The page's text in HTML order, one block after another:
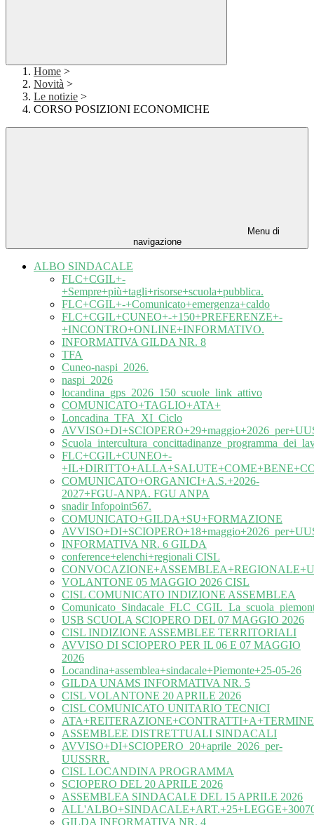
Home >
Novità >
Le notizie >
CORSO POSIZIONI ECONOMICHE
Menu di
navigazione
ALBO SINDACALE
FLC+CGIL+-
+Sempre+più+tagli+risorse+scuola+pubblica.
FLC+CGIL+-+Comunicato+emergenza+caldo
FLC+CGIL+CUNEO+-+150+PREFERENZE+-
+INCONTRO+ONLINE+INFORMATIVO.
INFORMATIVA GILDA NR. 8
TFA
Cuneo-naspi_2026.
naspi_2026
locandina_gps_2026_150_scuole_link_attivo
COMUNICATO+TAGLIO+ATA+
Loncadina_TFA_XI_Ciclo
FLC+CGIL+CUNEO+-
COMUNICATO+ORGANICI+A.S.+2026-
2027+FGU-ANPA. FGU ANPA
snadir Infopoint567.
COMUNICATO+GILDA+SU+FORMAZIONE
INFORMATIVA NR. 6 GILDA
conference+elenchi+regionali CISL
VOLANTONE 05 MAGGIO 2026 CISL
CISL COMUNICATO INDIZIONE ASSEMBLEA
USB SCUOLA SCIOPERO DEL 07 MAGGIO 2026
CISL INDIZIONE ASSEMBLEE TERRITORIALI
AVVISO DI SCIOPERO PER IL 06 E 07 MAGGIO
2026
Locandina+assemblea+sindacale+Piemonte+25-05-26
GILDA UNAMS INFORMATIVA NR. 5
CISL VOLANTONE 20 APRILE 2026
CISL COMUNICATO UNITARIO TECNICI
ATA+REITERAZIONE+CONTRATTI+A+TERMINE
ASSEMBLEE DISTRETTUALI SINDACALI
AVVISO+DI+SCIOPERO_20+aprile_2026_per-
UUSSRR.
CISL LOCANDINA PROGRAMMA
SCIOPERO DEL 20 APRILE 2026
ASSEMBLEA SINDACALE DEL 15 APRILE 2026
GILDA INFORMATIVA NR. 4